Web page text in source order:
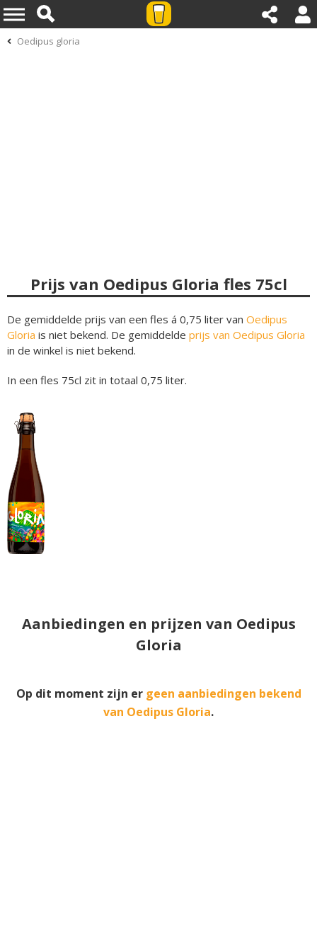
Oedipus gloria
Prijs van Oedipus Gloria fles 75cl
De gemiddelde prijs van een fles á 0,75 liter van Oedipus
Gloria is niet bekend. De gemiddelde prijs van Oedipus Gloria
in de winkel is niet bekend.
In een fles 75cl zit in totaal 0,75 liter.
Aanbiedingen en prijzen van Oedipus
Gloria
Op dit moment zijn er geen aanbiedingen bekend
van Oedipus Gloria.